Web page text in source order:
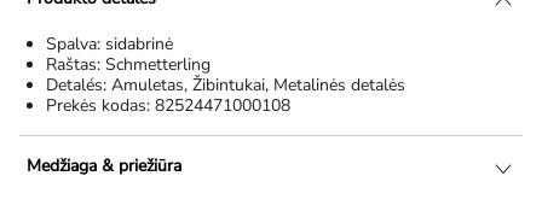
Spalva: sidabrinė
Raštas: Schmetterling
Detalés: Amuletas, Žibintukai, Metalinės detalės
Prekės kodas: 82524471000108
Medžiaga & priežiūra